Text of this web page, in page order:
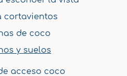
cortavientos
de coco
y suelos
acceso coco